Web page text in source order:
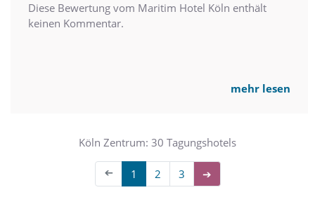
Diese Bewertung vom Maritim Hotel Köln enthält
keinen Kommentar.
mehr lesen
Köln Zentrum: 30 Tagungshotels
➔ 1 2 3 ➔